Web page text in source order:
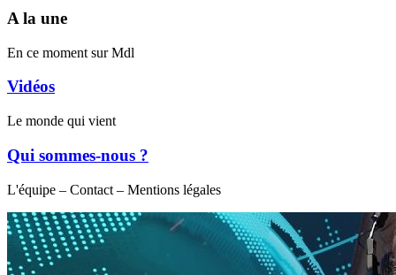
A la une
En ce moment sur Mdl
Vidéos
Le monde qui vient
Qui sommes-nous ?
L'équipe – Contact – Mentions légales